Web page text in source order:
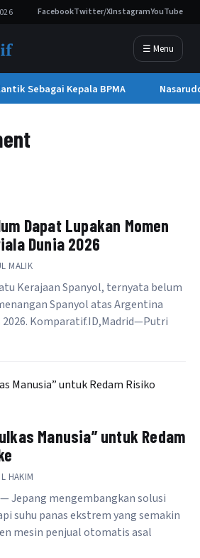
FacebookTwitter/XInstagramYouTube
☰ Menu
Sebagai Kepala BPMA
Dapat Lupakan Momen
Dunia 2026
MALIK
Kerajaan Spanyol, ternyata belum
Spanyol atas Argentina
2026. Komparatif.ID,Madrid—Putri
Manusia” untuk Redam
HAKIM
Jepang mengembangkan solusi
suhu panas ekstrem yang semakin
mesin penjual otomatis asal